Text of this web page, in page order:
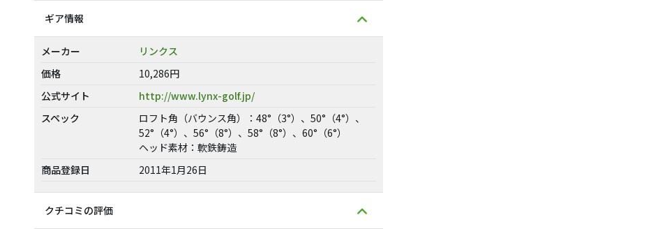
ギア情報
メーカー
リンクス
価格
10,286円
公式サイト
http://www.lynx-golf.jp/
スペック
ロフト角（バウンス角）：48°（3°）、50°（4°）、
52°（4°）、56°（8°）、58°（8°）、60°（6°）
ヘッド素材：軟鉄鋳造
商品登録日
2011年1月26日
クチコミの評価